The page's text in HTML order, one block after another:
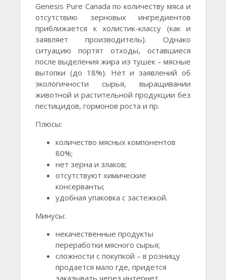
Genesis Pure Canada по количеству мяса и
отсутствию зерновых ингредиентов
приближается к холистик-классу (как и
заявляет производитель). Однако
ситуацию портят отходы, оставшиеся
после выделения жира из тушек – мясные
вытопки (до 18%). Нет и заявлений об
экологичности сырья, выращивании
животной и растительной продукции без
пестицидов, гормонов роста и пр.
Плюсы:
количество мясных компонентов
80%;
нет зерна и злаков;
отсутствуют химические
консерванты;
удобная упаковка с застежкой.
Минусы:
некачественные продукты
переработки мясного сырья;
сложности с покупкой – в розницу
продается мало где, придется
заказывать через интернет.